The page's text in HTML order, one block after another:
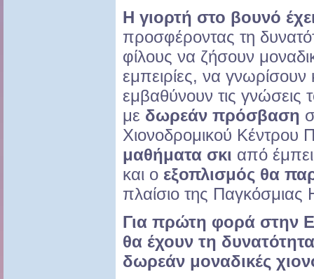
Η γιορτή στο βουνό
προσφέροντας τη
φίλους να ζήσουν
εμπειρίες, να
εμβαθύνουν τις γνώσεις
με δωρεάν πρόσβαση
Χιονοδρομικού Κέντρου
μαθήματα σκι από
και ο εξοπλισμός θα
πλαίσιο της Παγκόσμιας
Για πρώτη φορά στην
θα έχουν τη
δωρεάν μοναδικές